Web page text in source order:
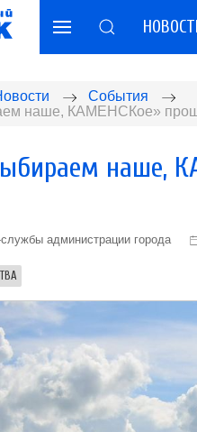
События
наше, КАМЕНСКое»
наше,
администрации города